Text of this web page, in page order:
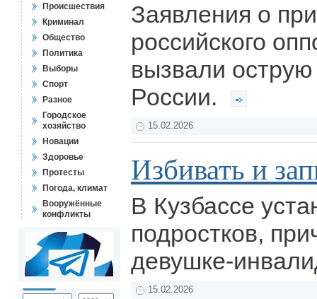
Происшествия
Криминал
Общество
Политика
Выборы
Спорт
Разное
Городское
хозяйство
Новации
Здоровье
Протесты
Погода, климат
Вооружённые
конфликты
Заявления о
российского
вызвали
России.
15.02.2026
Избивать и
В Кузбассе
подростков,
девушке-
15.02.2026